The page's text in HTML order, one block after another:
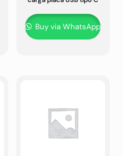
Buy via WhatsApp